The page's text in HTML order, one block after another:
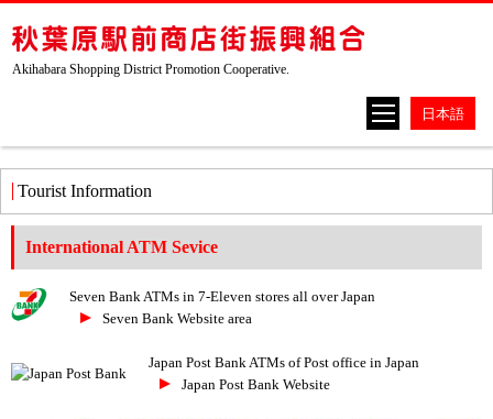
Akihabara Shopping District Promotion Cooperative.
Tourist Information
International ATM Sevice
Seven Bank ATMs in 7-Eleven stores all over Japan
Seven Bank Website area
Japan Post Bank ATMs of Post office in Japan
Japan Post Bank Website